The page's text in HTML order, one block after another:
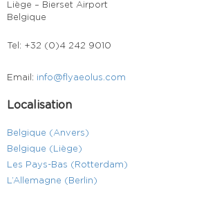
Liège – Bierset Airport
Belgique
Tel: +32 (0)4 242 9010
Email: info@flyaeolus.com
Localisation
Belgique (Anvers)
Belgique (Liège)
Les Pays-Bas (Rotterdam)
L’Allemagne (Berlin)